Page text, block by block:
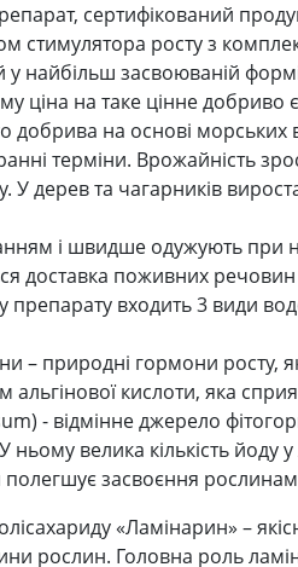
сертифікований
стимулятора росту з
найбільш засвоюваній
ціна на таке цінне добриво
добрива на основі морських
терміни. Врожайність
дерев та чагарників
і швидше одужують при
доставка поживних
входить 3 види
– природні гормони росту,
альгінової кислоти, яка
- відмінне джерело
ньому велика кількість йоду
полегшує засвоєння
«Ламінарин» –
рослин. Головна роль